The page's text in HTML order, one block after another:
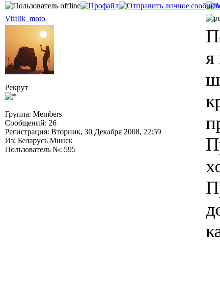
Vitalik_moto
Рекрут
Группа: Members
Сообщений: 26
Регистрация: Вторник, 30 Декабря 2008, 22:59
Из: Беларусь Минск
Пользователь №: 595
я